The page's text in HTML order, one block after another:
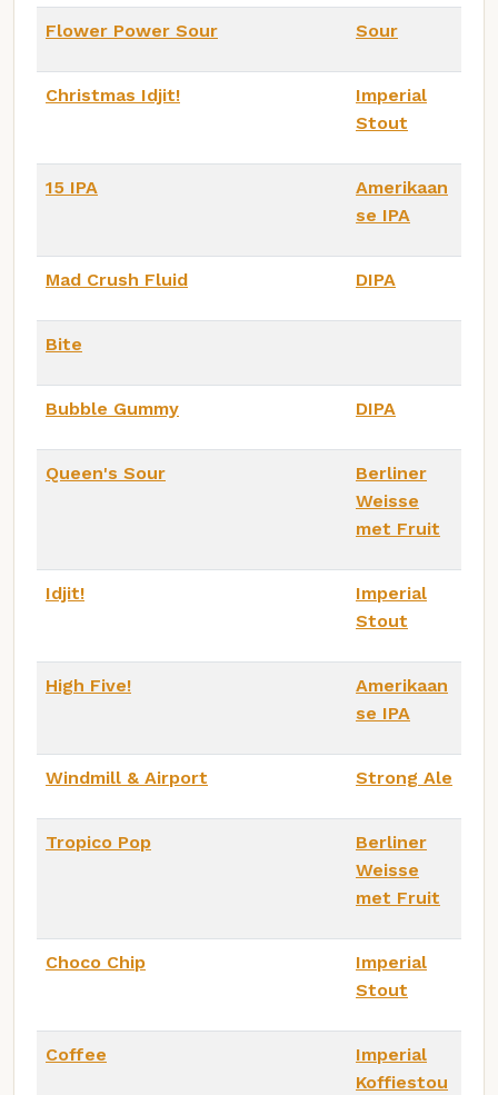
Flower Power Sour Sour
Christmas Idjit!
Imperial
Stout
15 IPA
Amerikaan
se IPA
Mad Crush Fluid DIPA
Bite
Bubble Gummy DIPA
Queen's Sour
Berliner
Weisse
met Fruit
Idjit!
Imperial
Stout
High Five!
Amerikaan
se IPA
Windmill & Airport Strong Ale
Tropico Pop
Berliner
Weisse
met Fruit
Choco Chip
Imperial
Stout
Coffee
Imperial
Koffiestou